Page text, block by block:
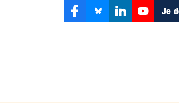
Je